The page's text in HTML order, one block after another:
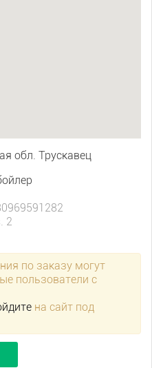
обл. Трускавец
2
по заказу могут
пользователи с
на сайт под